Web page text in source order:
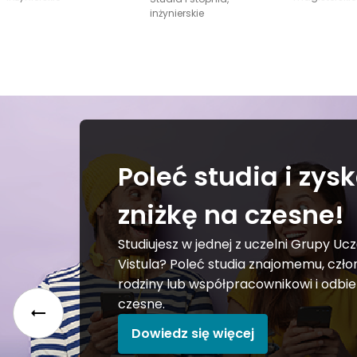
inżynierskie
Poleć studia i
zniżkę na czesne!
Studiujesz w jednej z uczelni Grupy
Vistula? Poleć studia znajomemu,
rodziny lub współpracownikowi i
czesne.
Dowiedz się więcej